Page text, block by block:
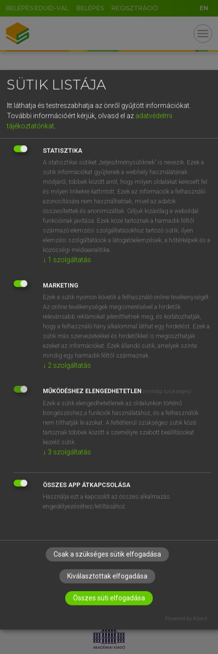
BELÉPÉS EDUID-VAL BELÉPÉS REGISZTRÁCIÓ EN
menu
OOOOPS!
SZOTAR.NET APPLIKÁCIÓ
MICROSOFT OFFICE BŐVÍTMÉNY
BEÉPÜLŐ SZÓTÁRMODUL
ONLINE NYELVVIZSGA
EGYÉNI FELHASZNÁLÓKNAK
TANULÓKNAK
OKTATÁSI INTÉZMÉNYEKNEK
VÁLLALATI MEGOLDÁSOK
RÓLUNK
ELÉRHETŐSÉG
SÜTI BEÁLLÍTÁSOK
LICENCSZERZŐDÉS ADATVÉDELEM
SÜTIK LISTÁJA
Itt láthatja és testreszabhatja az önről gyűjtött információkat.
További információért kérjük, olvasd el az adatvédelmi
tájékoztatónkat
STATISZTIKA
A statisztikai sütiket „teljesítménysütiknek” is nevezik. Ezek a
sütik információkat gyűjtenek a webhely használatának
módjáról, többek között arról, hogy milyen oldalakat keresett fel
és milyen linkekre kattintott. Ezek az információk a felhasználó
azonosítására nem használhatóak, mivel az adatok
összesítettek és anonimizáltak. Céljuk kizárólag a weboldal
funkcióinak javítása. Ezek közé tartoznak a harmadik féltől
származó elemzési szolgáltatásokhoz tartozó sütik; ilyen
elemzési szolgáltatások a látogatóelemzések, a hőtérképek és a
közösségi médiaanalitika.
↓ 1 szolgáltatás
MARKETING
Ezek a sütik nyomon követik a felhasználó online tevékenységét.
Az online tevékenységek megismerésével a hirdetők
relevánsabb reklámokat jeleníthetnek meg, és korlátozhatják,
hogy a felhasználó hány alkalommal láthat egy hirdetést. Ezek a
sütik más szervezetekkel és hirdetőkkel is megoszthatják
ezeket az információkat. Ezek állandó sütik, amelyek szinte
mindig egy harmadik féltől származnak.
↓ 2 szolgáltatás
MŰKÖDÉSHEZ ELENGEDHETETLEN (mindig szükséges)
Ezek a sütik elengedhetetlenek az oldalunkon történő
böngészéshez,a funkciók használatához, és a felhasználók
nem tilthatják le azokat. A feltétlenül szükséges sütik közé
tartoznak többek között a személyre szabott beállításokat
kezelő sütik.
↓ 3 szolgáltatás
ÖSSZES APP ÁTKAPCSOLÁSA
Használja ezt a kapcsolót az összes alkalmazás
engedélyezéséhez/letiltásához.
Csak a szükséges sütik elfogadása
Kiválasztottak elfogadása
Összes süti elfogadása
Powered by Klaro!
GR
5
g h k l
v b n m , . - AltGr